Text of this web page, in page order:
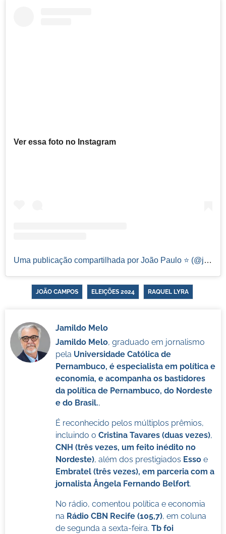
Ver essa foto no Instagram
Uma publicação compartilhada por João Paulo ⭐️ (@joaopaulodopt)
JOÃO CAMPOS ELEIÇÕES 2024 RAQUEL LYRA
Jamildo Melo
Jamildo Melo, graduado em jornalismo
pela Universidade Católica de
Pernambuco, é especialista em política e
economia, e acompanha os bastidores
da política de Pernambuco, do Nordeste
e do Brasil.,
É reconhecido pelos múltiplos prêmios,
incluindo o Cristina Tavares (duas vezes),
CNH (três vezes, um feito inédito no
Nordeste), além dos prestigiados Essoe
Embratel (três vezes), em parceria com a
jornalista Ângela Fernando Belfort.
No rádio, comentou política e economia
na Rádio CBN Recife (105,7), em coluna
de segunda a sexta-feira. Tb foi